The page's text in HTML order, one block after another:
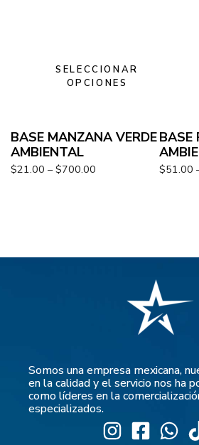
SELECCIONAR
OPCIONES
BASE MANZANA VERDE
AMBIENTAL
$21.00 – $700.00
BASE
$51.00
Somos una empresa mexicana,
en la calidad y el servicio nos ha
como líderes en la
especializados.